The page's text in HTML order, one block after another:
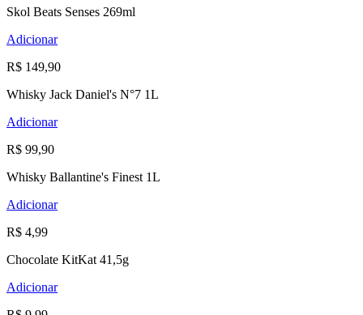
Skol Beats Senses 269ml
Adicionar
R$ 149,90
Whisky Jack Daniel's N°7 1L
Adicionar
R$ 99,90
Whisky Ballantine's Finest 1L
Adicionar
R$ 4,99
Chocolate KitKat 41,5g
Adicionar